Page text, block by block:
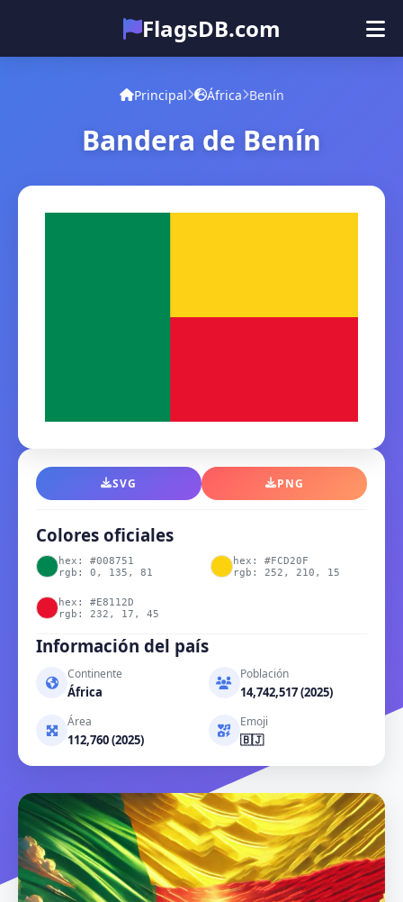
FlagsDB.com
Principal
Cuestionario
Principal África Benín
Bandera de Benín
SVG PNG
Colores oficiales
hex: #008751
rgb: 0, 135, 81
hex: #FCD20F
rgb: 252, 210, 15
hex: #E8112D
rgb: 232, 17, 45
Información del país
Continente
África
Población
14,742,517 (2025)
Área
112,760 (2025)
Emoji
🇧🇯